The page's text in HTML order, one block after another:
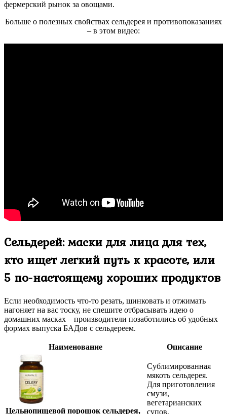
фермерский рынок за овощами.
Больше о полезных свойствах сельдерея и противопоказаниях
– в этом видео:
Сельдерей: маски для лица для тех,
кто ищет легкий путь к красоте, или
5 по-настоящему хороших продуктов
Если необходимость что-то резать, шинковать и отжимать
нагоняет на вас тоску, не спешите отбрасывать идею о
домашних масках – производители позаботились об удобных
формах выпуска БАДов с сельдереем.
Наименование Описание
Цельнопищевой порошок сельдерея,
Сублимированная
мякоть сельдерея.
Для приготовления
смузи,
вегетарианских
супов,